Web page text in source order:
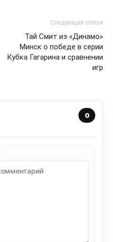
Следующая статья
Тай Смит из «Динамо»
Минск о победе в серии
Кубка Гагарина и сравнении
игр
0